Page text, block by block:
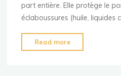
part entière. Elle protège le
éclaboussures (huile, liquides
Read more
veste